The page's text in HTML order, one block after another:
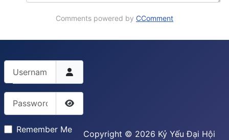
Comments powered by CComment
Password
Show Password
Remember Me
Copyright © 2026 Kỷ Yếu Đại Hội